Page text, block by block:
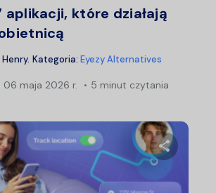
aplikacji, które działają
Henry. Kategoria: Eyezy Alternatives
06 maja 2026 r. 5 minut czytania